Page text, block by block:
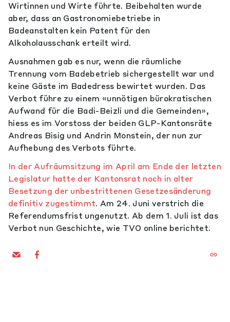
Wirtinnen und Wirte führte. Beibehalten wurde
aber, dass an Gastronomiebetriebe in
Badeanstalten kein Patent für den
Alkoholausschank erteilt wird.
Ausnahmen gab es nur, wenn die räumliche
Trennung vom Badebetrieb sichergestellt war und
keine Gäste im Badedress bewirtet wurden. Das
Verbot führe zu einem «unnötigen bürokratischen
Aufwand für die Badi-Beizli und die Gemeinden»,
hiess es im Vorstoss der beiden GLP-Kantonsräte
Andreas Bisig und Andrin Monstein, der nun zur
Aufhebung des Verbots führte.
In der Aufräumsitzung im April am Ende der letzten
Legislatur hatte der Kantonsrat noch in alter
Besetzung der unbestrittenen Gesetzesänderung
definitiv zugestimmt. Am 24. Juni verstrich die
Referendumsfrist ungenutzt. Ab dem 1. Juli ist das
Verbot nun Geschichte, wie TVO online berichtet.